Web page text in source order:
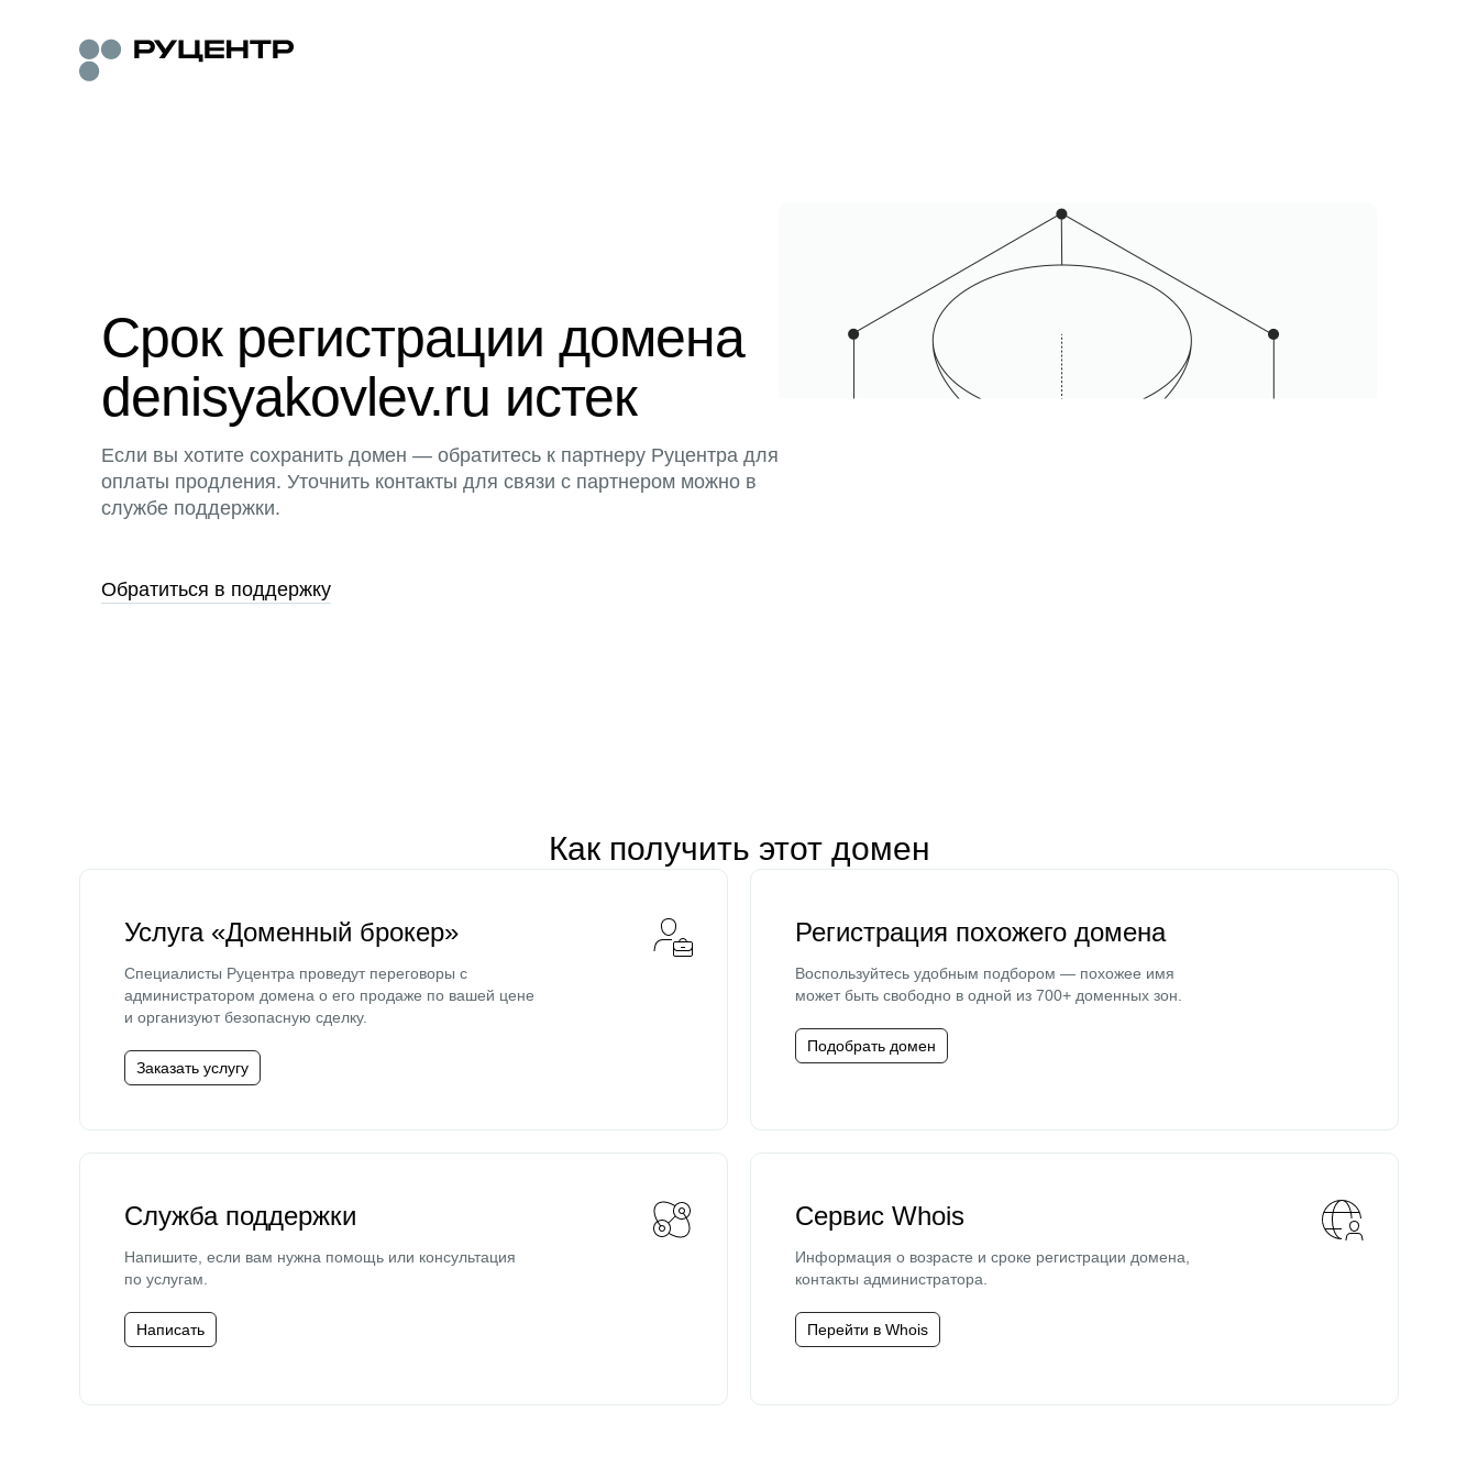
Срок регистрации домена
denisyakovlev.ru истек
Если вы хотите сохранить домен — обратитесь к партнеру Руцентра для
оплаты продления. Уточнить контакты для связи с партнером можно в
службе поддержки.
Обратиться в поддержку
Как получить этот домен
Услуга «Доменный брокер»
Специалисты Руцентра проведут переговоры с
администратором домена о его продаже по вашей цене
и организуют безопасную сделку.
Заказать услугу
Регистрация похожего домена
Воспользуйтесь удобным подбором — похожее имя
может быть свободно в одной из 700+ доменных зон.
Подобрать домен
Служба поддержки
Напишите, если вам нужна помощь или консультация
по услугам.
Написать
Сервис Whois
Информация о возрасте и сроке регистрации домена,
контакты администратора.
Перейти в Whois